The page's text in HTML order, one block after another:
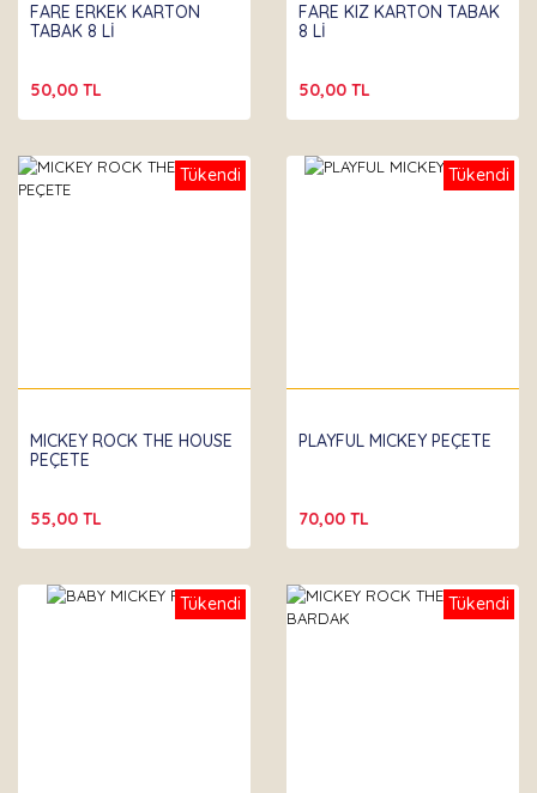
FARE ERKEK KARTON
TABAK 8 Lİ
50,00 TL
FARE KIZ KARTON TABAK
8 Lİ
50,00 TL
Tükendi
MICKEY ROCK THE HOUSE
PEÇETE
55,00 TL
Tükendi
PLAYFUL MICKEY PEÇETE
70,00 TL
Tükendi Tükendi